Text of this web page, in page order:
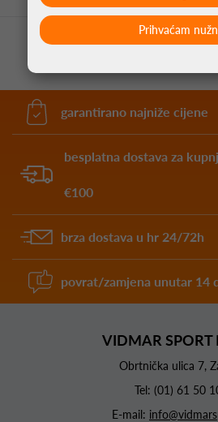
garantirano najniže cijene
besplatna dostava za
€100
brza dostava u hr 24/72h
povrat/zamjena unutar 14
VIDMAR SPORT
Obrtnička ulica 7,
Tel: (01) 61 50
E-mail:
Prihvaćam